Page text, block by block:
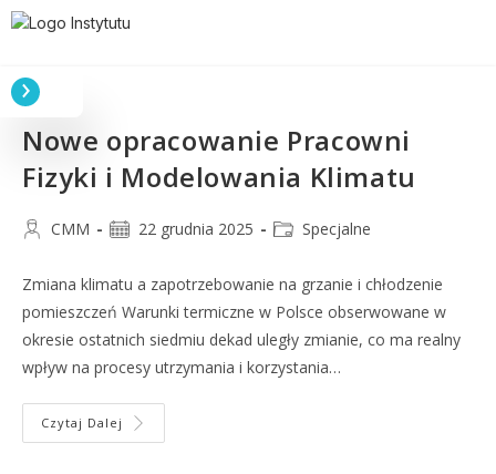
Nowe opracowanie Pracowni
Fizyki i Modelowania Klimatu
CMM 22 grudnia 2025 Specjalne
Zmiana klimatu a zapotrzebowanie na grzanie i chłodzenie
pomieszczeń Warunki termiczne w Polsce obserwowane w
okresie ostatnich siedmiu dekad uległy zmianie, co ma realny
wpływ na procesy utrzymania i korzystania…
Czytaj Dalej